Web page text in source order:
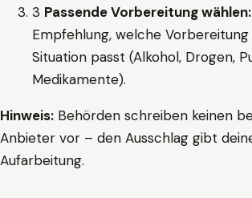
3 Passende Vorbereitung wählen:
Empfehlung, welche
Situation passt (Alkohol, Drogen,
Medikamente).
Hinweis: Behörden schreiben keinen
Anbieter vor – den Ausschlag gibt
Aufarbeitung.